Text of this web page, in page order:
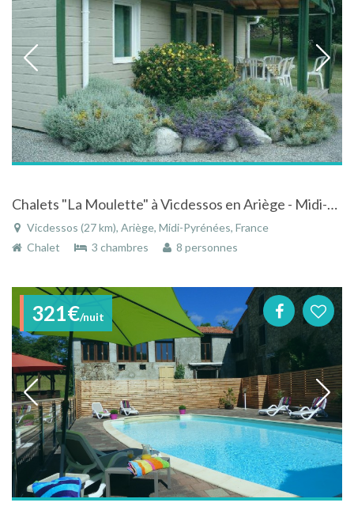
Chalets "La Moulette" à Vicdessos en Ariège - Midi-Pyrénées dans parc arboré
Vicdessos (27 km), Ariège, Midi-Pyrénées, France
Chalet
3 chambres 8 personnes
321€/nuit